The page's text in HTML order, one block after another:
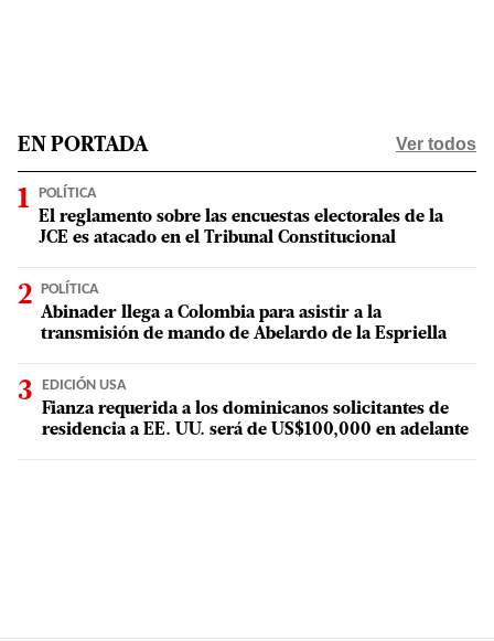
EN PORTADA Ver todos
POLÍTICA
El reglamento sobre las encuestas electorales de la
JCE es atacado en el Tribunal Constitucional
POLÍTICA
Abinader llega a Colombia para asistir a la
transmisión de mando de Abelardo de la Espriella
EDICIÓN USA
Fianza requerida a los dominicanos solicitantes de
residencia a EE. UU. será de US$100,000 en adelante